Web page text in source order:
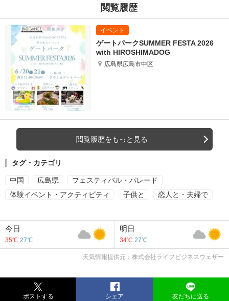
閲覧履歴
ゲートパークSUMMER FESTA 2026
with HIROSHIMADOG
広島県広島市中区
閲覧履歴をもっと見る
タグ・カテゴリ
中国 広島県
フェスティバル・パレード
体験イベント・アクティビティ
子供と 恋人と・夫婦で
今日
35℃ 27℃
明日
34℃ 27℃
天気情報提供元：株式会社ライフビジネスウェザー
ポストする シェア 友だちに送る